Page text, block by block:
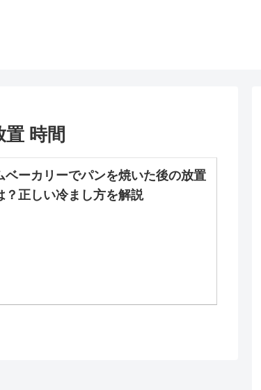
時間
ベーカリーでパンを焼いた後の放置
？正しい冷まし方を解説